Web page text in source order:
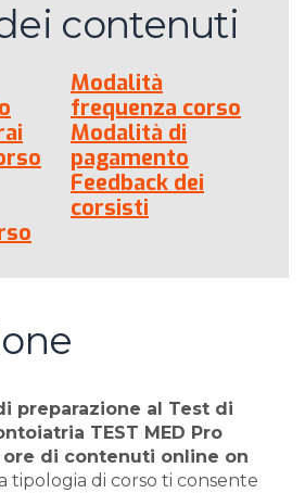
contenuti
Modalità
frequenza corso
Modalità di
pagamento
Feedback dei
corsisti
preparazione al Test di
TEST MED Pro
ore di contenuti online on
tipologia di corso ti consente